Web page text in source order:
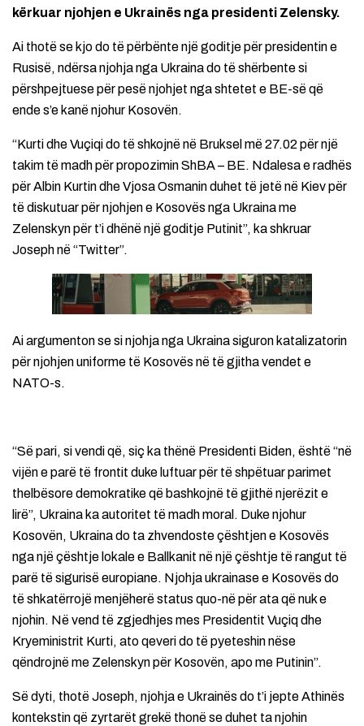
kërkuar njohjen e Ukrainës nga presidenti Zelensky.
Ai thotë se kjo do të përbënte një goditje për presidentin e
Rusisë, ndërsa njohja nga Ukraina do të shërbente si
përshpejtuese për pesë njohjet nga shtetet e BE-së që
ende s’e kanë njohur Kosovën.
“Kurti dhe Vuçiqi do të shkojnë në Bruksel më 27.02 për një
takim të madh për propozimin ShBA – BE. Ndalesa e radhës
për Albin Kurtin dhe Vjosa Osmanin duhet të jetë në Kiev për
të diskutuar për njohjen e Kosovës nga Ukraina me
Zelenskyn për t’i dhënë një goditje Putinit”, ka shkruar
Joseph në “Twitter”.
Ai argumenton se si njohja nga Ukraina siguron katalizatorin
për njohjen uniforme të Kosovës në të gjitha vendet e
NATO-s.
“Së pari, si vendi që, siç ka thënë Presidenti Biden, është “në
vijën e parë të frontit duke luftuar për të shpëtuar parimet
thelbësore demokratike që bashkojnë të gjithë njerëzit e
lirë”, Ukraina ka autoritet të madh moral. Duke njohur
Kosovën, Ukraina do ta zhvendoste çështjen e Kosovës
nga një çështje lokale e Ballkanit në një çështje të rangut të
parë të sigurisë europiane. Njohja ukrainase e Kosovës do
të shkatërrojë menjëherë status quo-në për ata që nuk e
njohin. Në vend të zgjedhjes mes Presidentit Vuçiq dhe
Kryeministrit Kurti, ato qeveri do të pyeteshin nëse
qëndrojnë me Zelenskyn për Kosovën, apo me Putinin”.
Së dyti, thotë Joseph, njohja e Ukrainës do t’i jepte Athinës
kontekstin që zyrtarët grekë thonë se duhet ta njohin